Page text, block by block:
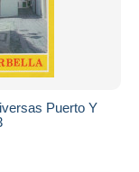
Puerto Y